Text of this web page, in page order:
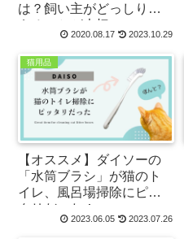
は？飼い主がどっしり構
えることが大切！
2020.08.17 2023.10.29
猫用品
【オススメ】ダイソーの
「水筒ブラシ」が猫のト
イレ、風呂場掃除にピッ
タリだった！
2023.06.05 2023.07.26